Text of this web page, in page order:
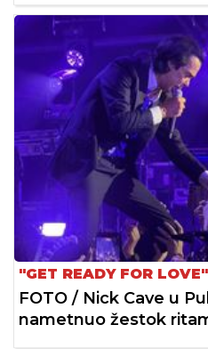
"GET READY FOR LOVE"
FOTO / Nick Cave u
nametnuo žestok